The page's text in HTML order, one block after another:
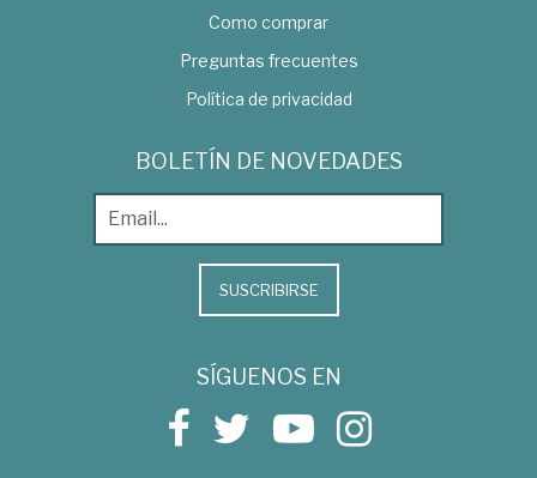
Como comprar
Preguntas frecuentes
Política de privacidad
BOLETÍN DE NOVEDADES
SUSCRIBIRSE
SÍGUENOS EN